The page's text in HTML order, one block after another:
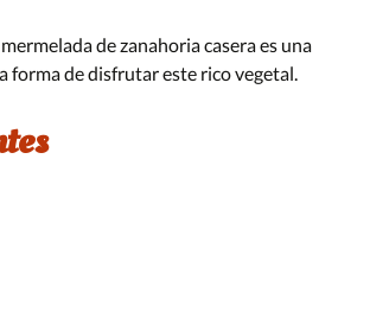
de zanahoria casera es una
forma de disfrutar este rico vegetal.